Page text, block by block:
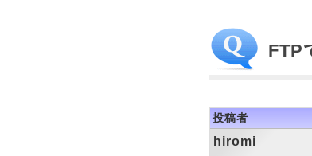
FTP
投稿者
hiromi